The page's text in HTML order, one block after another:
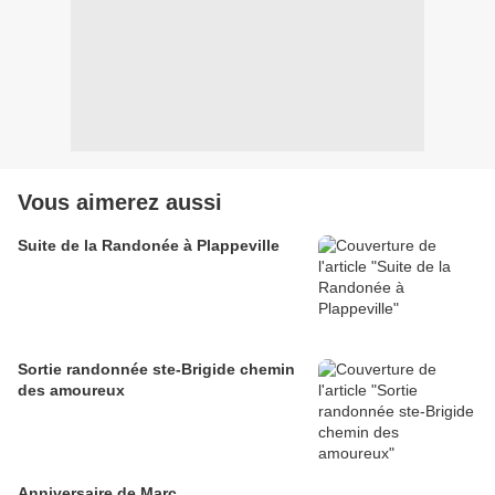
Vous aimerez aussi
Suite de la Randonée à Plappeville
Sortie randonnée ste-Brigide chemin
des amoureux